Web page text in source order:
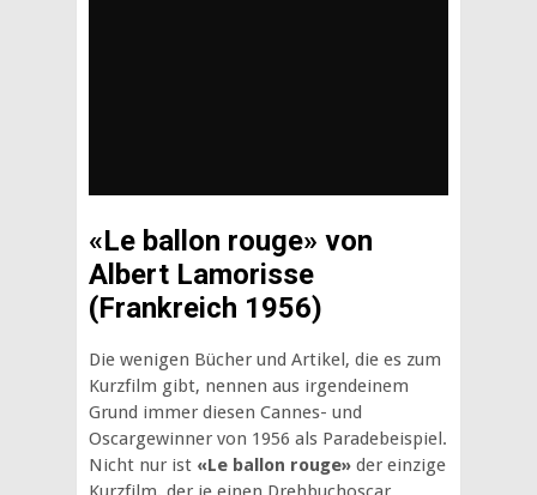
«Le ballon rouge» von
Albert Lamorisse
(Frankreich 1956)
Die wenigen Bücher und Artikel, die es zum
Kurzfilm gibt, nennen aus irgendeinem
Grund immer diesen Cannes- und
Oscargewinner von 1956 als Paradebeispiel.
Nicht nur ist «Le ballon rouge» der einzige